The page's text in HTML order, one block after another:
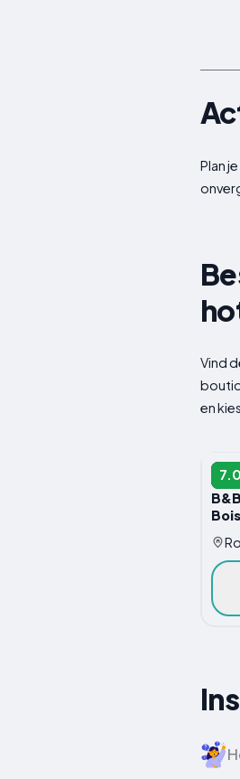
Plan
Vind
en
7.0
Bois